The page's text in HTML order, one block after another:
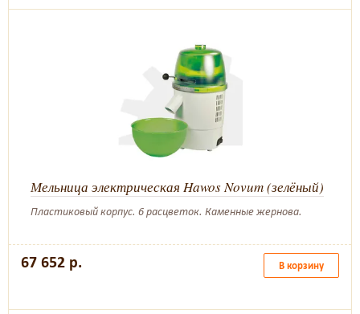
Мельница электрическая Hawos Novum (зелёный)
Пластиковый корпус. 6 расцветок. Каменные жернова.
67 652 р. В корзину